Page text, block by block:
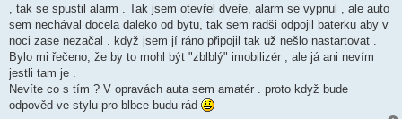
, tak se spustil alarm . Tak jsem otevřel dveře, alarm se vypnul , ale auto
sem nechával docela daleko od bytu, tak sem radši odpojil baterku aby v
noci zase nezačal . když jsem jí ráno připojil tak už nešlo nastartovat .
Bylo mi řečeno, že by to mohl být "zblblý" imobilizér , ale já ani nevím
jestli tam je .
Nevíte co s tím ? V opravách auta sem amatér . proto když bude
odpověd ve stylu pro blbce budu rád